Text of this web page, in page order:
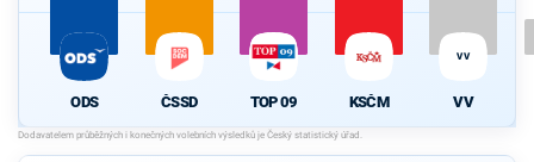
ODS ČSSD TOP 09 KSČM
VV
VV